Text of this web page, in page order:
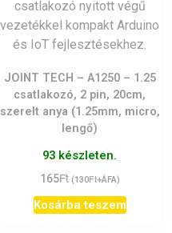
JOINT TECH – A1250 – 1.25
csatlakozó, 2 pin, 20cm,
szerelt anya (1.25mm, micro,
lengő)
93 készleten.
165Ft (130Ft+ÁFA)
Kosárba teszem